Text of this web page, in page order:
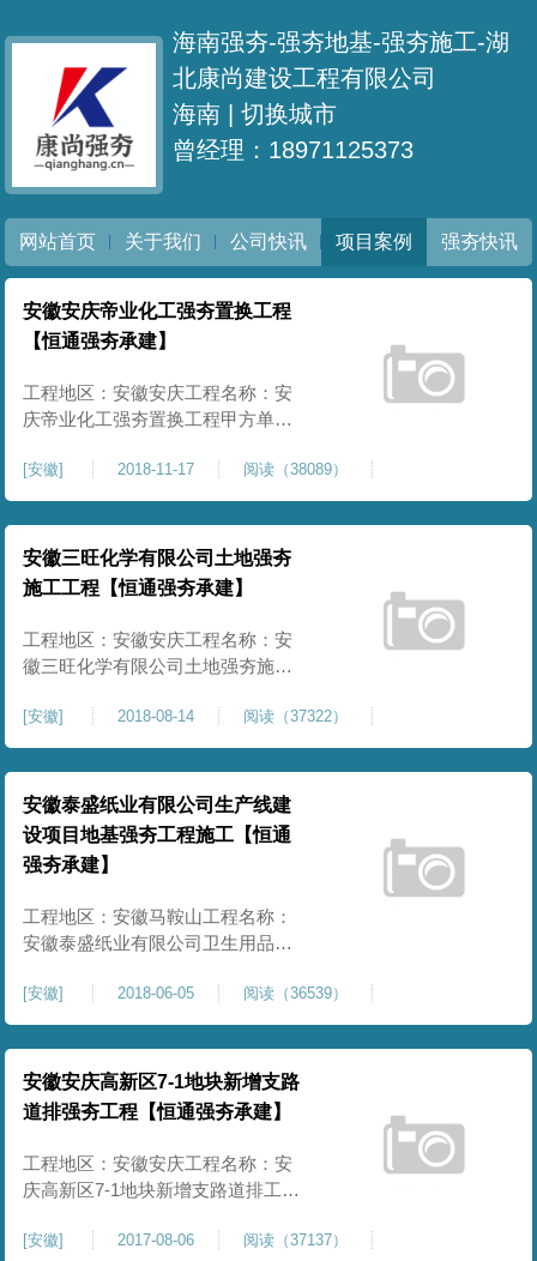
海南强夯-强夯地基-强夯施工-湖
北康尚建设工程有限公司
海南 |切换城市
曾经理：18971125373
网站首页 关于我们 公司快讯 项目案例 强夯快讯
安徽安庆帝业化工强夯置换工程
【恒通强夯承建】
工程地区：安徽安庆工程名称：安
庆帝业化工强夯置换工程甲方单
夯面积：20899㎡施工内容：强夯置
换施工、普夯施工项目情况：完工
合格开工时间：2018.11
[安徽] 2018-11-17 阅读（38089）
安徽三旺化学有限公司土地强夯
施工工程【恒通强夯承建】
工程地区：安徽安庆工程名称：安
徽三旺化学有限公司土地强夯施工
公司强夯面积：16000㎡施工内容：
强夯施工、夯坑平整项目情况：完
工合格开工时间：2018.08
[安徽] 2018-08-14 阅读（37322）
安徽泰盛纸业有限公司生产线建
设项目地基强夯工程施工【恒通
强夯承建】
工程地区：安徽马鞍山工程名称：
安徽泰盛纸业有限公司卫生用品生
方单位：冶金工业部华东勘察基础
工程总公司第六分公司强夯面积：
40000㎡施工内容：强夯施工项目情
况：完工合格开工时间：2018.06
[安徽] 2018-06-05 阅读（36539）
安徽安庆高新区7-1地块新增支路
道排强夯工程【恒通强夯承建】
工程地区：安徽安庆工程名称：安
庆高新区7-1地块新增支路道排工程
公司强夯面积：8000㎡施工内容：
[安徽] 2017-08-06 阅读（37137）